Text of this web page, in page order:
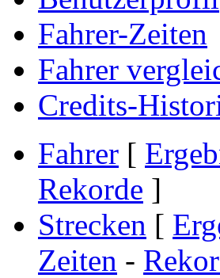
Fahrer-Zeiten
Fahrer
Credits-
Fahrer [
Rekorde ]
Strecken [
Zeiten -